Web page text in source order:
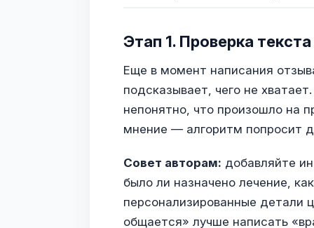
Этап 1. Проверка
Еще в момент написания
подсказывает, чего не
непонятно, что произошло на
мнение — алгоритм попросит
Совет авторам: добавляйте
было ли назначено лечение,
персонализированные детали
общается» лучше написать